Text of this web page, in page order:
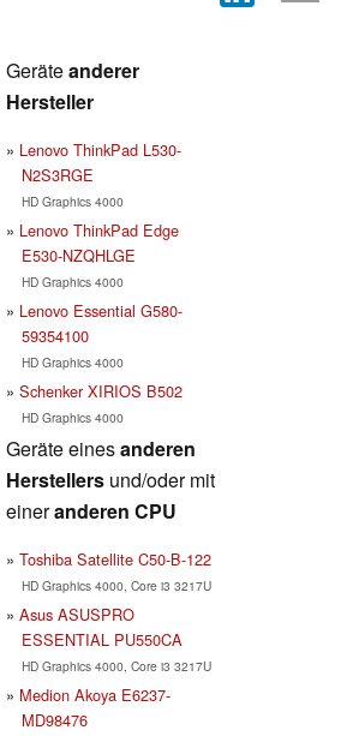
Geräteanderer
Hersteller
Lenovo ThinkPad L530-
N2S3RGE
HD Graphics 4000
Lenovo ThinkPad Edge
E530-NZQHLGE
HD Graphics 4000
Lenovo Essential G580-
59354100
HD Graphics 4000
Schenker XIRIOS B502
HD Graphics 4000
Geräte einesanderen
Herstellers und/oder mit
eineranderen CPU
Toshiba Satellite C50-B-122
HD Graphics 4000, Core i3 3217U
Asus ASUSPRO
ESSENTIAL PU550CA
HD Graphics 4000, Core i3 3217U
Medion Akoya E6237-
MD98476